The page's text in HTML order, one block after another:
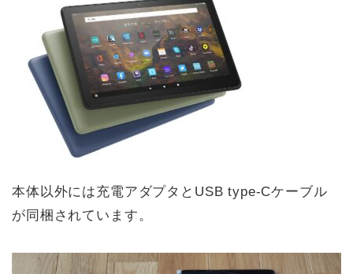
本体以外には充電アダプタとUSB type-Cケーブル
が同梱されています。